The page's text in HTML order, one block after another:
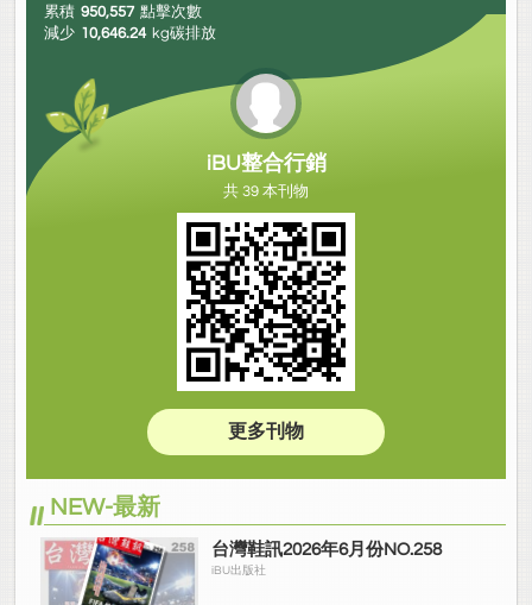
累積 950,557 點擊次數
減少 10,646.24 kg碳排放
iBU整合行銷
共 39 本刊物
更多刊物
NEW-最新
台灣鞋訊2026年6月份NO.258
iBU出版社